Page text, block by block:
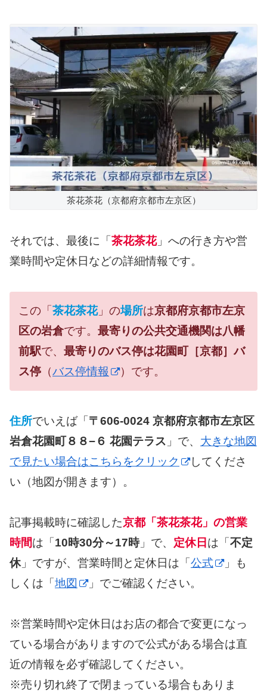
茶花茶花（京都府京都市左京区）
それでは、最後に「茶花茶花」への行き方や営
業時間や定休日などの詳細情報です。
この「茶花茶花」の場所は京都府京都市左京
区の岩倉です。 最寄りの公共交通機関は八幡
前駅で、 最寄りのバス停は花園町［京都］バ
ス停 （バス停情報 ）です。
住所でいえば「 〒606-0024 京都府京都市左京区
岩倉花園町８８−６ 花園テラス 」で、 大きな地図
で見たい場合はこちらをクリック
してくださ
い（地図が開きます）。
記事掲載時に確認した京都「茶花茶花」の営業
時間は「 10時30分～17時」で、 定休日 は「 不定
休」ですが、営業時間と定休日は「 公式
」も
しくは「 地図 」でご確認ください。
※営業時間や定休日はお店の都合で変更になっ
ている場合がありますので公式がある場合は直
近の情報を必ず確認してください。
※売り切れ終了で閉まっている場合もありま